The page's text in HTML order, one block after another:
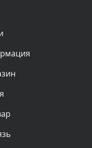
проверки
проверки